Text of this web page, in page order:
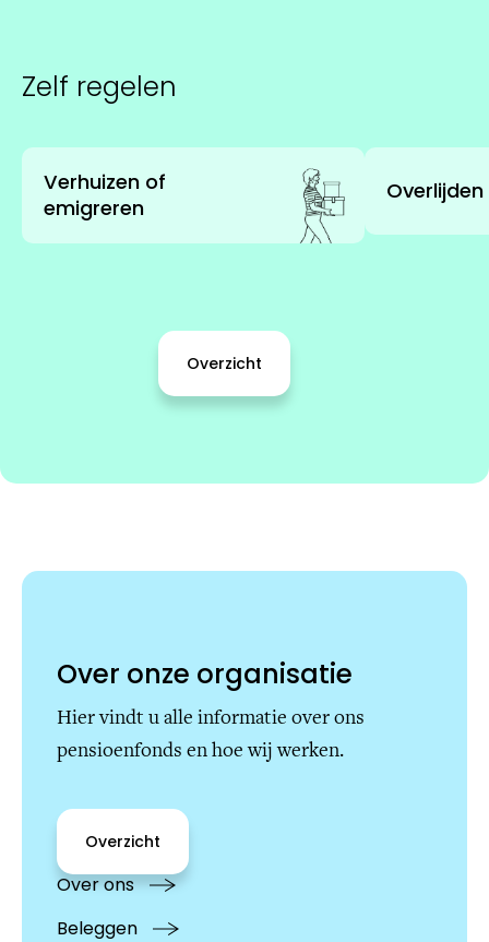
Zelf regelen
Verhuizen of
emigreren
Overlijden
Overzicht
Over onze organisatie
Hier vindt u alle informatie over ons
pensioenfonds en hoe wij werken.
Overzicht
Over ons
Beleggen